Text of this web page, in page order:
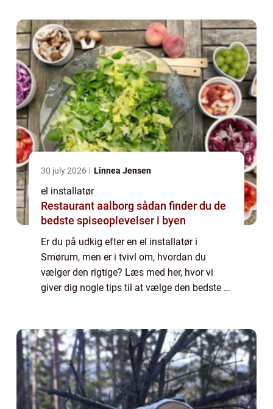
30 july 2026 Linnea Jensen
el installatør
Restaurant aalborg sådan finder du de
bedste spiseoplevelser i byen
Er du på udkig efter en el installatør i
Smørum, men er i tvivl om, hvordan du
vælger den rigtige? Læs med her, hvor vi
giver dig nogle tips til at vælge den bedste el